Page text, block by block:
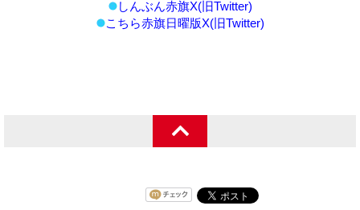
しんぶん赤旗X(旧Twitter)
こちら赤旗日曜版X(旧Twitter)